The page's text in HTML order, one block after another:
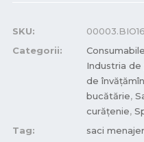
SKU:
Categorii:
Industria
de
bucătărie,
curățenie,
Tag:
saci